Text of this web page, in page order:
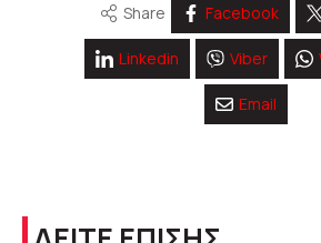
Share Facebook
Linkedin Viber
Email